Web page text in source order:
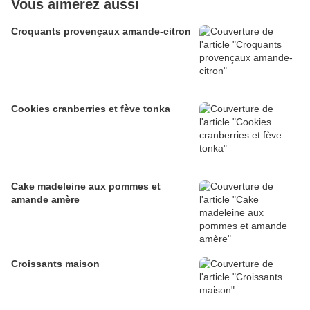
Vous aimerez aussi
Croquants provençaux amande-citron
Cookies cranberries et fève tonka
Cake madeleine aux pommes et
amande amère
Croissants maison